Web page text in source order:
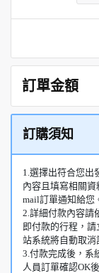
訂單金額
訂購須知
1.選擇出符合您出
內容且填寫相關
mail訂單通知給您
2.詳細付款內容請
即付款的行程，
站系統將自動取消
3.付款完成後，系
人員訂單確認OK